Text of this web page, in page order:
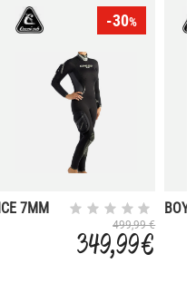
-30%
ICE 7MM
499,99 €
349,99 €
BOYA